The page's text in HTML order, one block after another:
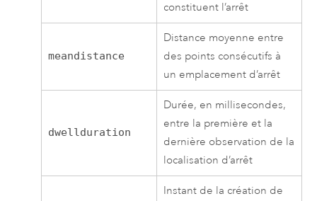
constituent l’arrêt
meandistance
Distance moyenne entre
des points consécutifs à
un emplacement d’arrêt
dwellduration
Durée, en millisecondes,
entre la première et la
dernière observation de la
localisation d’arrêt
Instant de la création de